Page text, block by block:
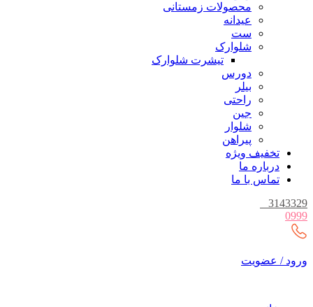
محصولات زمستانی
عیدانه
ست
شلوارک
تیشرت شلوارک
دورس
بیلر
راحتی
جین
شلوار
پیراهن
تخفیف ویژه
درباره ما
تماس با ما
3143329
0999
ورود / عضویت